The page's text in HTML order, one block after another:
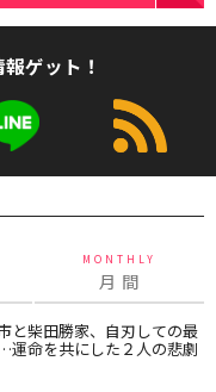
ゲット！
MONTHLY
月 間
と柴田勝家、自刃しての最
運命を共にした２人の悲劇